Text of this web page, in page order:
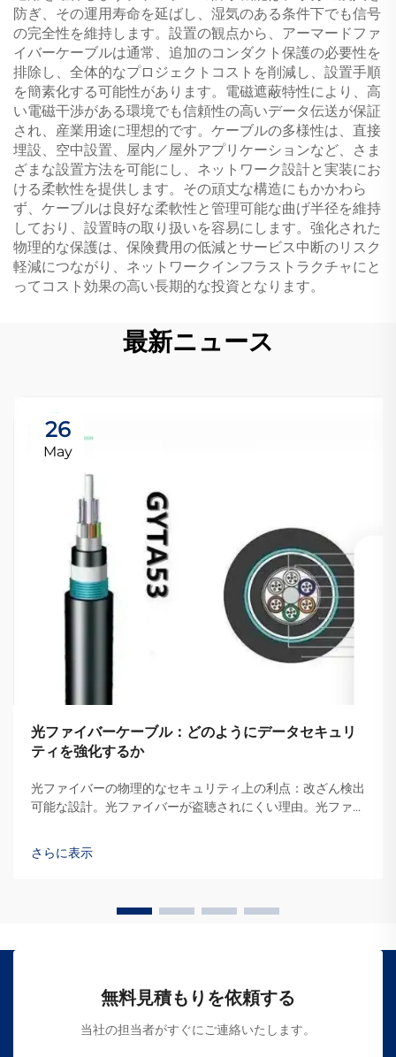
防ぎ、その運用寿命を延ばし、湿気のある条件下でも信号
の完全性を維持します。設置の観点から、アーマードファ
イバーケーブルは通常、追加のコンダクト保護の必要性を
排除し、全体的なプロジェクトコストを削減し、設置手順
を簡素化する可能性があります。電磁遮蔽特性により、高
い電磁干渉がある環境でも信頼性の高いデータ伝送が保証
され、産業用途に理想的です。ケーブルの多様性は、直接
埋設、空中設置、屋内／屋外アプリケーションなど、さま
ざまな設置方法を可能にし、ネットワーク設計と実装にお
ける柔軟性を提供します。その頑丈な構造にもかかわら
ず、ケーブルは良好な柔軟性と管理可能な曲げ半径を維持
しており、設置時の取り扱いを容易にします。強化された
物理的な保護は、保険費用の低減とサービス中断のリスク
軽減につながり、ネットワークインフラストラクチャにと
ってコスト効果の高い長期的な投資となります。
最新ニュース
26
May
光ファイバーケーブル：どのようにデータセキュリ
ティを強化するか
光ファイバーの物理的なセキュリティ上の利点：改ざん検出
可能な設計。光ファイバーが盗聴されにくい理由。光ファイ
よってデータを伝送するためです。例えば、銅線ケーブルの
ように...
さらに表示
無料見積もりを依頼する
当社の担当者がすぐにご連絡いたします。